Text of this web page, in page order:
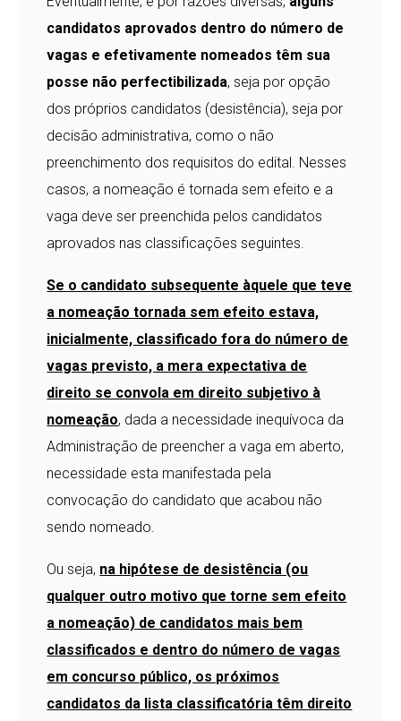
candidatos aprovados dentro do número de
vagas e efetivamente nomeados têm sua
posse não perfectibilizada, seja por opção
dos próprios candidatos (desistência), seja por
decisão administrativa, como o não
preenchimento dos requisitos do edital. Nesses
casos, a nomeação é tornada sem efeito e a
vaga deve ser preenchida pelos candidatos
aprovados nas classificações seguintes.
Se o candidato subsequente àquele que teve
a nomeação tornada sem efeito estava,
inicialmente, classificado fora do número de
vagas previsto, a mera expectativa de
direito se convola em direito subjetivo à
nomeação, dada a necessidade inequívoca da
Administração de preencher a vaga em aberto,
necessidade esta manifestada pela
convocação do candidato que acabou não
sendo nomeado.
Ou seja, na hipótese de desistência (ou
qualquer outro motivo que torne sem efeito
a nomeação) de candidatos mais bem
classificados e dentro do número de vagas
em concurso público, os próximos
candidatos da lista classificatória têm direito